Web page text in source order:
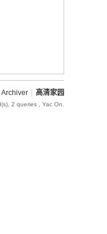
Archiver 高清家园
2 queries , Yac On.